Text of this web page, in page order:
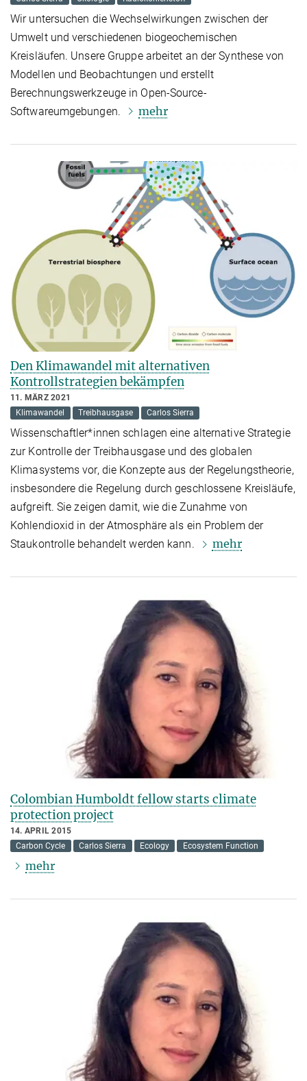
Wir untersuchen die Wechselwirkungen zwischen der
Umwelt und verschiedenen biogeochemischen
Kreisläufen. Unsere Gruppe arbeitet an der Synthese von
Modellen und Beobachtungen und erstellt
Berechnungswerkzeuge in Open-Source-
Softwareumgebungen.
mehr
Den Klimawandel mit alternativen
Kontrollstrategien bekämpfen
11. MÄRZ 2021
Klimawandel
Treibhausgase Carlos Sierra
Wissenschaftler*innen schlagen eine alternative Strategie
zur Kontrolle der Treibhausgase und des globalen
Klimasystems vor, die Konzepte aus der Regelungstheorie,
insbesondere die Regelung durch geschlossene Kreisläufe,
aufgreift. Sie zeigen damit, wie die Zunahme von
Kohlendioxid in der Atmosphäre als ein Problem der
Staukontrolle behandelt werden kann.
mehr
Colombian Humboldt fellow starts climate
protection project
14. APRIL 2015
Carbon Cycle
Carlos Sierra Ecology Ecosystem Function
mehr